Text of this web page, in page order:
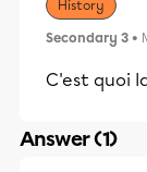
History
Secondary 3 •
C'est quoi
Answer (1)